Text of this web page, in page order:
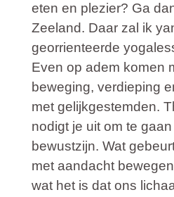
eten en plezier? Ga
Zeeland. Daar zal ik
georrienteerde
Even op adem komen
beweging, verdieping
met gelijkgestemden.
nodigt je uit om te
bewustzijn. Wat
met aandacht
wat het is dat ons